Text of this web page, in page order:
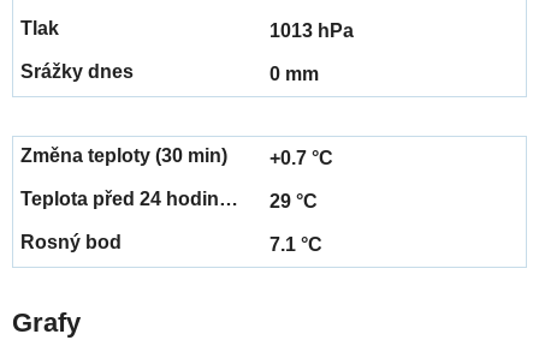
1013 hPa
0 mm
+0.7 °C
29 °C
7.1 °C
Grafy